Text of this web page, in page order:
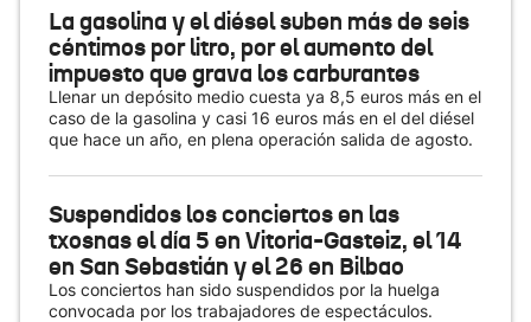
La gasolina y el diésel suben más de seis
céntimos por litro, por el aumento del
impuesto que grava los carburantes
Llenar un depósito medio cuesta ya 8,5 euros más en el
caso de la gasolina y casi 16 euros más en el del diésel
que hace un año, en plena operación salida de agosto.
Suspendidos los conciertos en las
txosnas el día 5 en Vitoria-Gasteiz, el 14
en San Sebastián y el 26 en Bilbao
Los conciertos han sido suspendidos por la huelga
convocada por los trabajadores de espectáculos.